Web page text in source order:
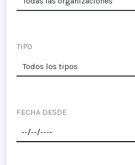
TIPO
FECHA DESDE